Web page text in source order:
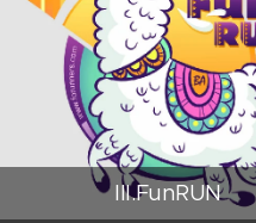
III.FunRUN